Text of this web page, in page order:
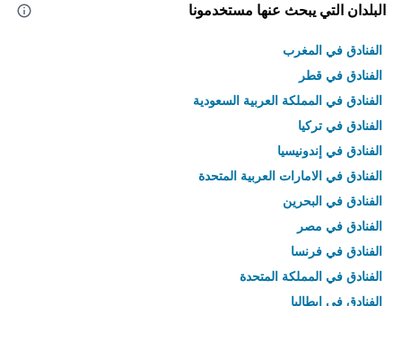
البلدان التي يبحث عنها مستخدمونا
الفنادق في المغرب
الفنادق في قطر
الفنادق في المملكة العربية السعودية
الفنادق في تركيا
الفنادق في إندونيسيا
الفنادق في الامارات العربية المتحدة
الفنادق في البحرين
الفنادق في مصر
الفنادق في فرنسا
الفنادق في المملكة المتحدة
الفنادق في إيطاليا